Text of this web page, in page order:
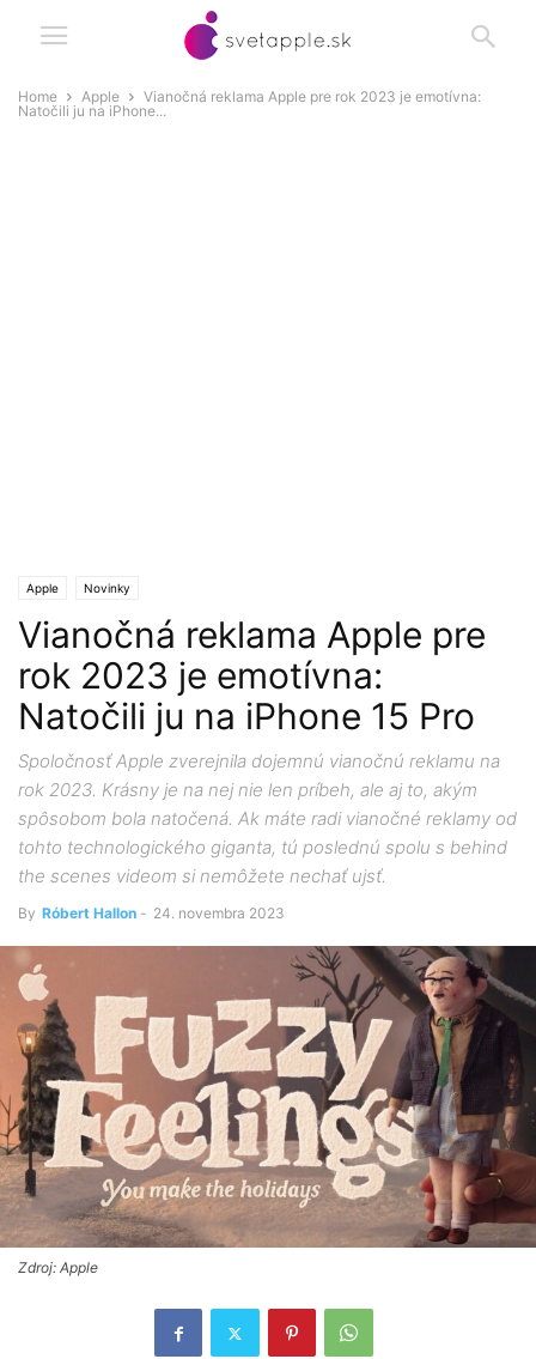
Home Apple
Vianočná reklama Apple pre rok 2023 je emotívna:
Natočili ju na iPhone...
Apple Novinky
Vianočná reklama Apple pre
rok 2023 je emotívna:
Natočili ju na iPhone 15 Pro
Spoločnosť Apple zverejnila dojemnú vianočnú reklamu na
rok 2023. Krásny je na nej nie len príbeh, ale aj to, akým
spôsobom bola natočená. Ak máte radi vianočné reklamy od
tohto technologického giganta, tú poslednú spolu s behind
the scenes videom si nemôžete nechať ujsť.
By Róbert Hallon - 24. novembra 2023
Zdroj: Apple